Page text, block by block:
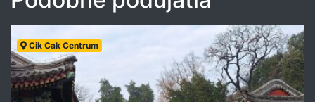
Cik Cak Centrum